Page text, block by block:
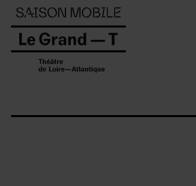
Panneau de gestion des cookies